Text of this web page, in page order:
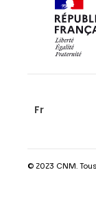
Fr
© 2023 CNM.